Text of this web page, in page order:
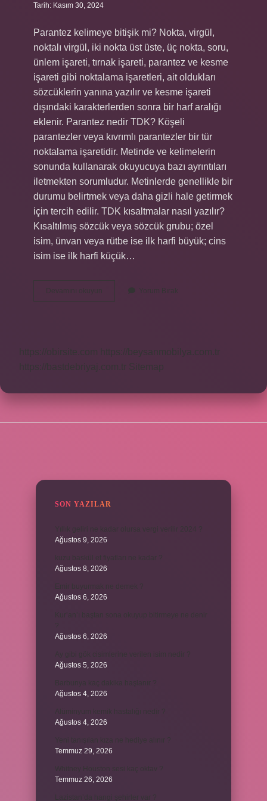
Tarih: Kasım 30, 2024
Parantez kelimeye bitişik mi? Nokta, virgül,
noktalı virgül, iki nokta üst üste, üç nokta, soru,
ünlem işareti, tırnak işareti, parantez ve kesme
işareti gibi noktalama işaretleri, ait oldukları
sözcüklerin yanına yazılır ve kesme işareti
dışındaki karakterlerden sonra bir harf aralığı
eklenir. Parantez nedir TDK? Köşeli
parantezler veya kıvrımlı parantezler bir tür
noktalama işaretidir. Metinde ve kelimelerin
sonunda kullanarak okuyucuya bazı ayrıntıları
iletmekten sorumludur. Metinlerde genellikle bir
durumu belirtmek veya daha gizli hale getirmek
için tercih edilir. TDK kısaltmalar nasıl yazılır?
Kısaltılmış sözcük veya sözcük grubu; özel
isim, ünvan veya rütbe ise ilk harfi büyük; cins
isim ise ilk harfi küçük…
Devamını okuyun
Parantez
Tdk
Yorum Bırak
https://obirsite.com
https://beysanmobilya.com.tr
https://bastdebriyaj.com.tr Sitemap
SON YAZILAR
Ağustos 9, 2026
Ağustos 8, 2026
Ağustos 6, 2026
Ağustos 6, 2026
Ağustos 5, 2026
Ağustos 4, 2026
Ağustos 4, 2026
Temmuz 29, 2026
Temmuz 26, 2026